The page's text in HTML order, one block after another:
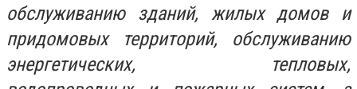
обслуживанию зданий, жилых домов и
придомовых территорий, обслуживанию
энергетических, тепловых,